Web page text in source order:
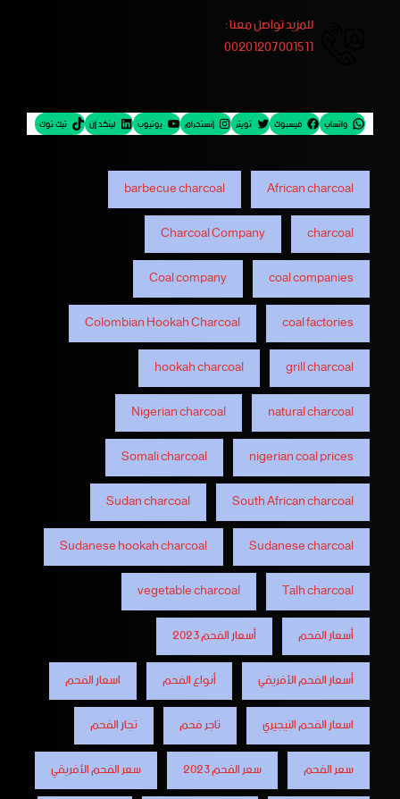
للمزيد تواصل معنا :
00201207001511
واتساب فيسبوك تويتر إنستجرام يوتيوب لينكد إن تيك توك
African charcoal
barbecue charcoal
charcoal
Charcoal Company
coal companies
Coal company
coal factories
Colombian Hookah Charcoal
grill charcoal
hookah charcoal
natural charcoal
Nigerian charcoal
nigerian coal prices
Somali charcoal
South African charcoal
Sudan charcoal
Sudanese charcoal
Sudanese hookah charcoal
Talh charcoal
vegetable charcoal
أسعار الفحم
أسعار الفحم 2023
أسعار الفحم الأفريقي
أنواع الفحم
اسعار الفحم
اسعار الفحم النيجيري
تاجر فحم
تجار الفحم
سعر الفحم
سعر الفحم 2023
سعر الفحم الأفريقي